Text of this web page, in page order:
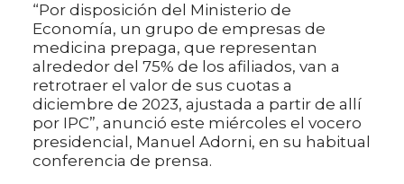
“Por disposición del Ministerio de
Economía, un grupo de empresas de
medicina prepaga, que representan
alrededor del 75% de los afiliados, van a
retrotraer el valor de sus cuotas a
diciembre de 2023, ajustada a partir de allí
por IPC”, anunció este miércoles el vocero
presidencial, Manuel Adorni, en su habitual
conferencia de prensa.